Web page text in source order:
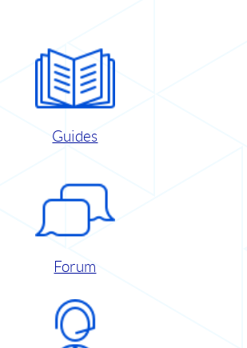
Guides
Forum